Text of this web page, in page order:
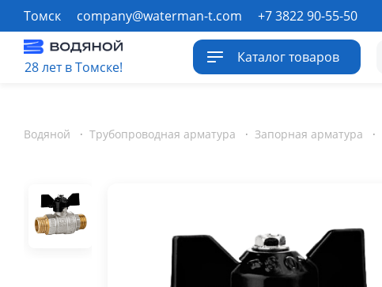
Томск company@waterman-t.com +7 3822 90-55-50
28 лет в Томске!
Каталог товаров
Водяной · Трубопроводная арматура · Запорная арматура ·